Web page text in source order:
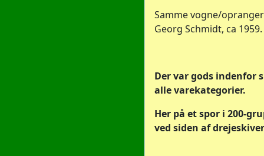
Samme vogne/
Georg Schmidt, ca 1959.
Der var gods indenfor
alle varekategorier.
Her på et spor i 200-
ved siden af